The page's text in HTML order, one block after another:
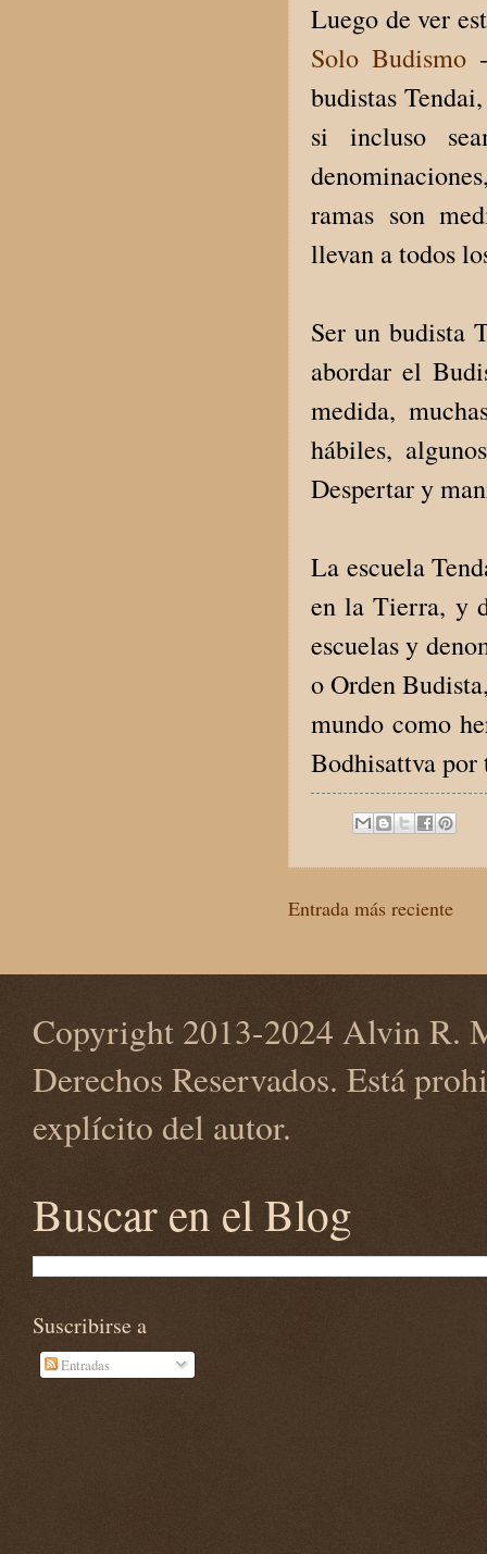
Luego de ver
Solo Budismo-
budistas
si incluso
ramas son
llevan a todos
Ser un budista
abordar el
medida,
hábiles,
Despertar y
La escuela
en la Tierra, y
escuelas y
o Orden
mundo como
Bodhisattva
Entrada más reciente
Copyright 2013-2024 Alvin R.
Derechos Reservados. Está
explícito del autor.
Buscar en el Blog
Suscribirse a
Entradas